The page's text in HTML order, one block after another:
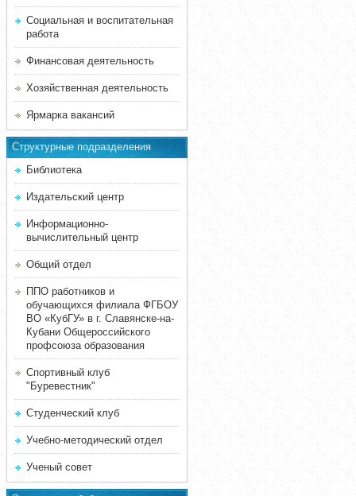
Социальная и воспитательная
работа
Финансовая деятельность
Хозяйственная деятельность
Ярмарка вакансий
Структурные подразделения
Библиотека
Издательский центр
Информационно-
вычислительный центр
Общий отдел
ППО работников и
обучающихся филиала ФГБОУ
ВО «КубГУ» в г. Славянске-на-
Кубани Общероссийского
профсоюза образования
Спортивный клуб
"Буревестник"
Студенческий клуб
Учебно-методический отдел
Ученый совет